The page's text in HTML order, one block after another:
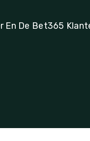
En De Bet365